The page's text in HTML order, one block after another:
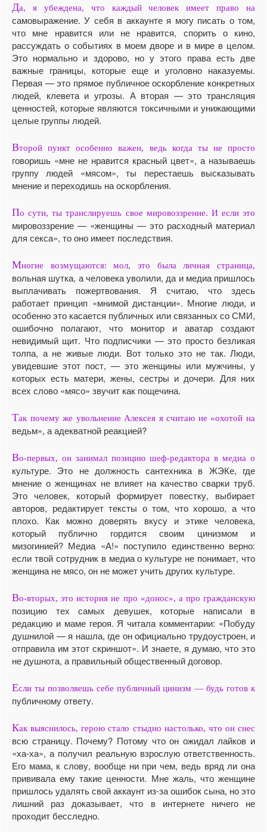
Да, я убеждена, что каждый человек имеет право на
самовыражение. У себя в аккаунте я могу писать о том,
что мне нравится или не нравится, спорить о кино,
рассуждать о событиях в моем дворе и в мире в целом.
Это нормально и здорово, но у этого права есть две
важные границы, которые еще и уголовно наказуемы.
Первая — это прямое публичное оскорбление конкретных
людей, клевета и угрозы. А вторая — это трансляция
ценностей, которые являются токсичными и унижающими
целые группы людей.
Второй пункт особенно важен, ведь когда ты не просто
говоришь «мне не нравится красный цвет», а называешь
группу людей «мясом», ты перестаешь высказывать
мнение и переходишь на оскорбления.
По сути, ты транслируешь свое мировоззрение. И если это
мировоззрение — «женщины — это расходный материал
для секса», то оно имеет последствия.
Многие возмущаются: мол, это была личная страница,
вольная шутка, а человека уволили, да и медиа пришлось
выплачивать пожертвования. Я считаю, что здесь
работает принцип «мнимой дистанции». Многие люди, и
особенно это касается публичных или связанных со СМИ,
ошибочно полагают, что монитор и аватар создают
невидимый щит. Что подписчики — это просто безликая
толпа, а не живые люди. Вот только это не так. Люди,
увидевшие этот пост, — это женщины или мужчины, у
которых есть матери, жены, сестры и дочери. Для них
всех слово «мясо» звучит как пощечина.
Так почему же увольнение Алексея я считаю не «охотой на
ведьм», а адекватной реакцией?
Во-первых, он занимал позицию шеф-редактора в медиа о
культуре. Это не должность сантехника в ЖЭКе, где
мнение о женщинах не влияет на качество сварки труб.
Это человек, который формирует повестку, выбирает
авторов, редактирует тексты о том, что хорошо, а что
плохо. Как можно доверять вкусу и этике человека,
который публично гордится своим цинизмом и
мизогинией? Медиа «А!» поступило единственно верно:
если твой сотрудник в медиа о культуре не понимает, что
женщина не мясо, он не может учить других культуре.
Во-вторых, это история не про «донос», а про гражданскую
позицию тех самых девушек, которые написали в
редакцию и маме героя. Я читала комментарии: «Побуду
душнилой — я нашла, где он официально трудоустроен, и
отправила им этот скриншот». И знаете, я думаю, что это
не душнота, а правильный общественный договор.
Если ты позволяешь себе публичный цинизм — будь готов к
публичному ответу.
Как выяснилось, герою стало стыдно настолько, что он снес
всю страницу. Почему? Потому что он ожидал лайков и
«ха-ха», а получил реальную взрослую ответственность.
Его мама, к слову, вообще ни при чем, ведь вряд ли она
прививала ему такие ценности. Мне жаль, что женщине
пришлось удалять свой аккаунт из-за ошибок сына, но это
лишний раз доказывает, что в интернете ничего не
проходит бесследно.